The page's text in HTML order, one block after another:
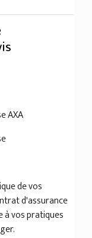
AXA
de vos
d'assurance
à vos pratiques